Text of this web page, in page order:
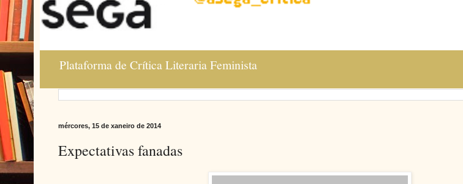
Plataforma de Crítica Literaria Feminista
mércores, 15 de xaneiro de 2014
Expectativas fanadas